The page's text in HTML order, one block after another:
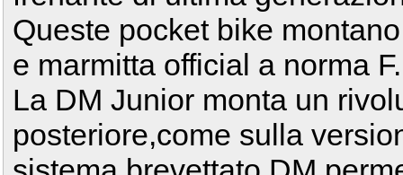
Queste pocket bike
e marmitta official a norma
La DM Junior monta un
posteriore,come sulla